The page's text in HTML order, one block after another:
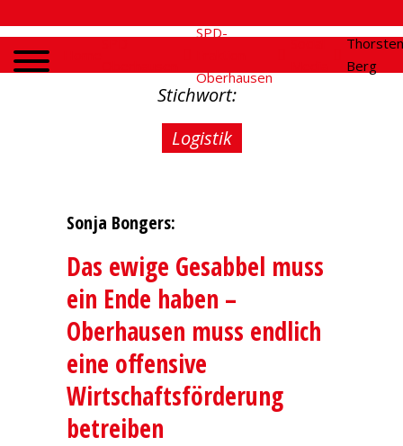
SPD-
Oberhausen
Thorsten
Berg
Stichwort:
Logistik
Sonja Bongers:
Das ewige Gesabbel muss
ein Ende haben –
Oberhausen muss endlich
eine offensive
Wirtschaftsförderung
betreiben